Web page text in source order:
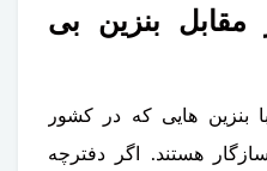
بنزین بی
بنزین هایی که در کشور
هستند. اگر دفترچه